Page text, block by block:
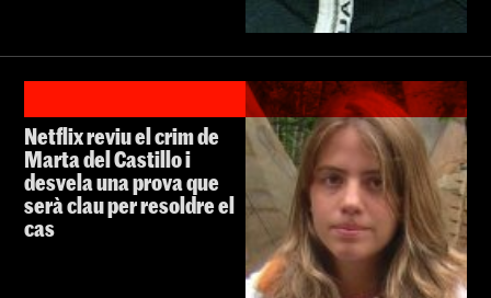
Netflix reviu el crim de
Marta del Castillo i
desvela una prova que
serà clau per resoldre el
cas